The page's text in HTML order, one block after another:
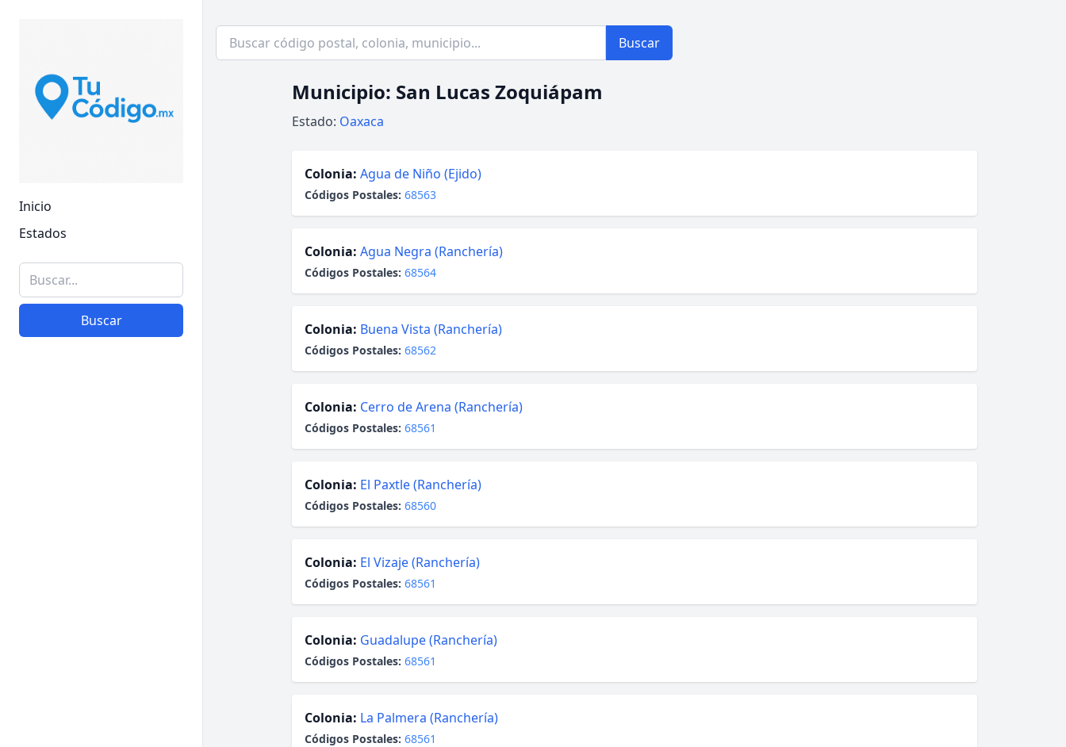
Inicio
Estados
Buscar
Buscar
Municipio: San Lucas Zoquiápam
Estado: Oaxaca
Colonia: Agua de Niño (Ejido)
Códigos Postales: 68563
Colonia: Agua Negra (Ranchería)
Códigos Postales: 68564
Colonia: Buena Vista (Ranchería)
Códigos Postales: 68562
Colonia: Cerro de Arena (Ranchería)
Códigos Postales: 68561
Colonia: El Paxtle (Ranchería)
Códigos Postales: 68560
Colonia: El Vizaje (Ranchería)
Códigos Postales: 68561
Colonia: Guadalupe (Ranchería)
Códigos Postales: 68561
Colonia: La Palmera (Ranchería)
Códigos Postales: 68561